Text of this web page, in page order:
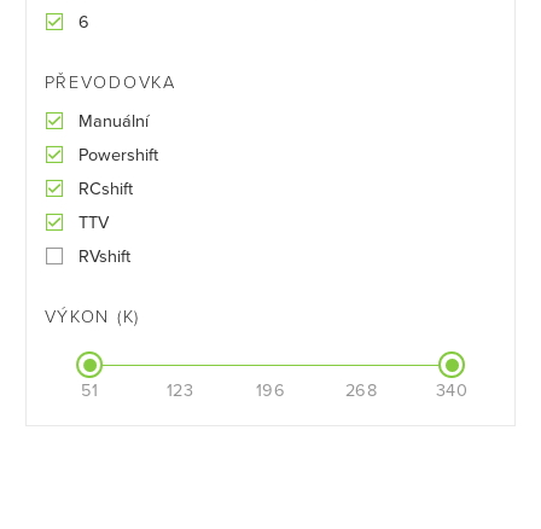
6
PŘEVODOVKA
Manuální
Powershift
RCshift
TTV
RVshift
VÝKON (K)
51 123 196 268 340